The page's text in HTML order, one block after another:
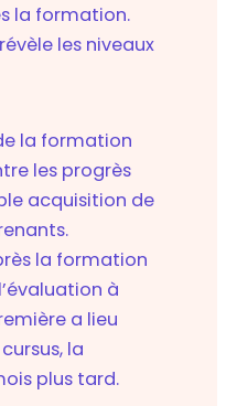
la formation.
les niveaux
la formation
les progrès
acquisition de
la formation
à
a lieu
la
plus tard.